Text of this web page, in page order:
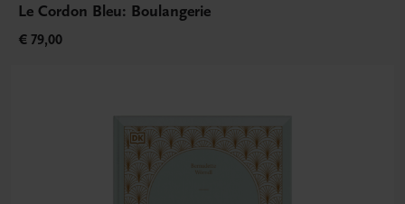
Le Cordon Bleu: Boulangerie
€ 79,00